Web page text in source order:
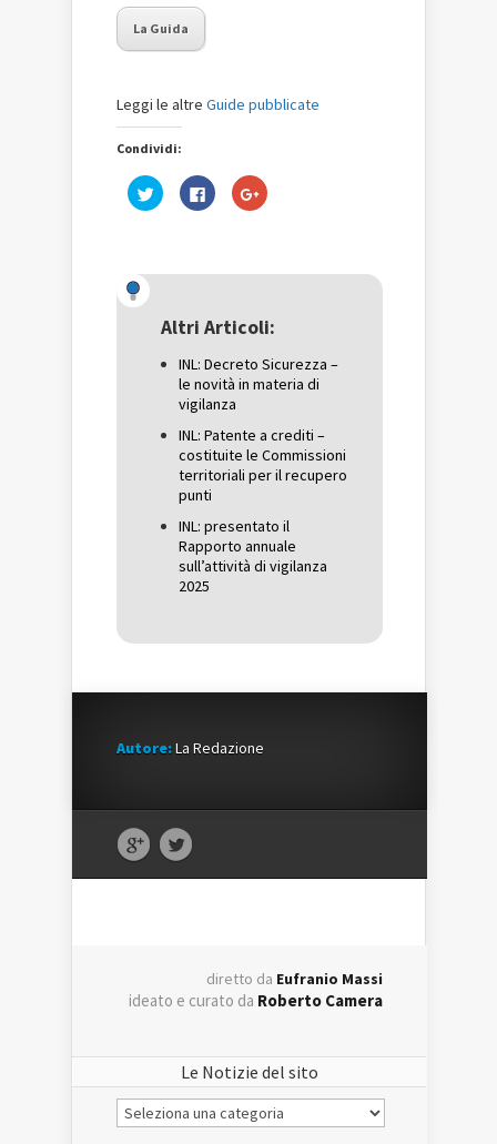
La Guida
Leggi le altre Guide pubblicate
Condividi:
Fai
clic
una
nuova
Fai
clic
nuova
finestra)
Fai
clic
una
nuova
Altri Articoli:
INL: Decreto Sicurezza –
le novità in materia di
vigilanza
INL: Patente a crediti –
costituite le Commissioni
territoriali per il recupero
punti
INL: presentato il
Rapporto annuale
sull’attività di vigilanza
2025
Autore:La Redazione
diretto da Eufranio Massi
ideato e curato da Roberto Camera
Le Notizie del sito
Le
Notizie